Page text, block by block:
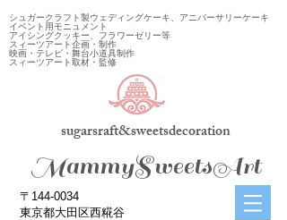
シュガークラフト製ウェディングケーキ、アニバーサリーケーキ
イベント用モニュメント
アイシングクッキー、フラワーゼリー等
スィーツアート企画・制作
映画・テレビ・舞台小道具制作
スィーツアート取材・監修
sugarsraft&sweetsdecoration
​MammySweetsArt
〒144-0034
東京都大田区西糀谷